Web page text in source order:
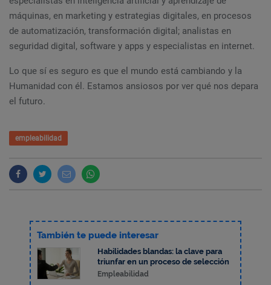
máquinas, en marketing y estrategias digitales, en procesos
de automatización, transformación digital; analistas en
seguridad digital, software y apps y especialistas en internet.
Lo que sí es seguro es que el mundo está cambiando y la
Humanidad con él. Estamos ansiosos por ver qué nos depara
el futuro.
empleabilidad
También te puede interesar
Habilidades blandas: la clave para
triunfar en un proceso de selección
Empleabilidad